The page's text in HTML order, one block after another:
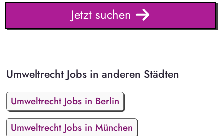
Jetzt suchen
Umweltrecht Jobs in anderen Städten
Umweltrecht Jobs in Berlin
Umweltrecht Jobs in München